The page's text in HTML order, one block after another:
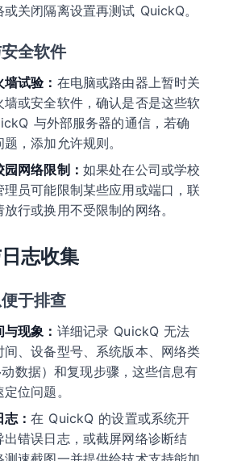
关闭隔离设置再测试 QuickQ。
全软件
试验： 在电脑或路由器上暂时关
墙或安全软件，确认是否是这些软
与外部服务器的通信，若确
，添加允许规则。
网络限制： 如果处在公司或学校
理员可能限制某些应用或端口，联
行或换用不受限制的网络。
志收集
于排查
现象： 详细记录 QuickQ 无法
间、设备型号、系统版本、网络类
数据）和复现步骤，这些信息有
位问题。
志：在 QuickQ 的设置或系统开
出错误日志，或截屏网络诊断结